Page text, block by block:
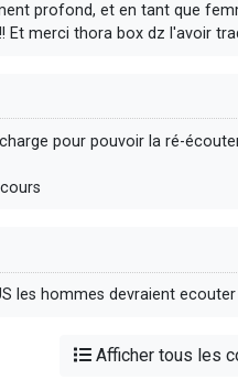
profond, et en tant que
Et merci thora box dz l'avoir
pour pouvoir la ré-
les hommes devraient
Afficher tous les